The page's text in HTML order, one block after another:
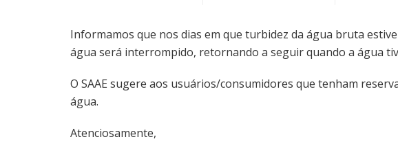
Informamos que nos dias em que turbidez da água bruta
água será interrompido, retornando a seguir quando a água
O SAAE sugere aos usuários/consumidores que tenham
água.
Atenciosamente,